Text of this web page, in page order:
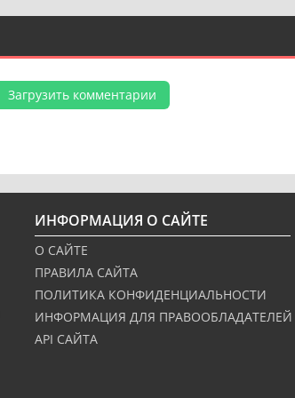
Загрузить комментарии
ИНФОРМАЦИЯ О САЙТЕ
О САЙТЕ
ПРАВИЛА САЙТА
ПОЛИТИКА КОНФИДЕНЦИАЛЬНОСТИ
ИНФОРМАЦИЯ ДЛЯ ПРАВООБЛАДАТЕЛЕЙ
API САЙТА